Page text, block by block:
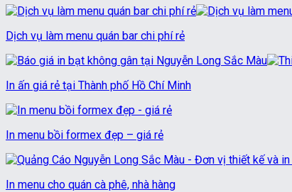
Dịch vụ làm menu quán bar chi phí rẻ
In ấn giá rẻ tại Thành phố Hồ Chí Minh
In menu bồi formex đẹp – giá rẻ
In menu cho quán cà phê, nhà hàng